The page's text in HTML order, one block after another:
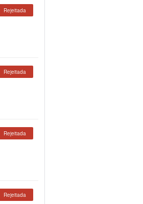
Rejeitada
Rejeitada
Rejeitada
Rejeitada